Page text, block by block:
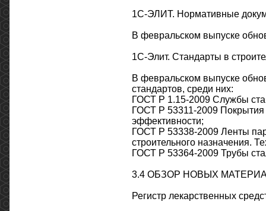
1С-ЭЛИТ. Нормативные
В февральском выпуске
1С-Элит. Стандарты в
В февральском выпуске
стандартов, среди них:
ГОСТ Р 1.15-2009 Службы
ГОСТ Р 53311-2009
эффективности;
ГОСТ Р 53338-2009 Ленты
строительного назначения.
ГОСТ Р 53364-2009 Трубы
3.4 ОБЗОР НОВЫХ
Регистр лекарственных